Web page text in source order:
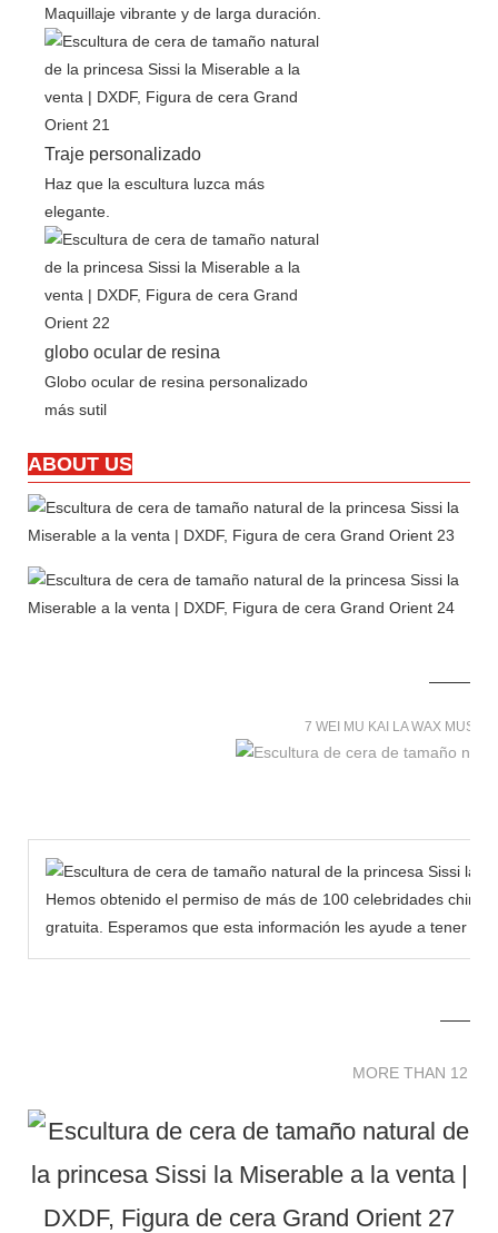
Maquillaje vibrante y de larga duración.
Traje personalizado
Haz que la escultura luzca más
elegante.
globo ocular de resina
Globo ocular de resina personalizado
más sutil
ABOUT US
7 WEI MU KAI LA WAX
Hemos obtenido el permiso de más de 100 celebridades
gratuita. Esperamos que esta información les ayude a tener
MORE THAN 12